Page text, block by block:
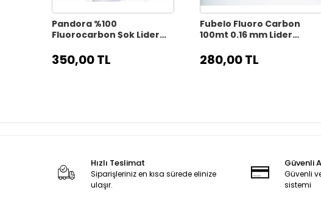
Pandora %100
Fluorocarbon Şok Lider
350,00 TL
Fubelo Fluoro Carbon
100mt 0.16 mm Lider
280,00 TL
Hızlı Teslimat
Siparişleriniz en kısa sürede elinize
ulaşır.
Güvenli
Güvenli
sistemi